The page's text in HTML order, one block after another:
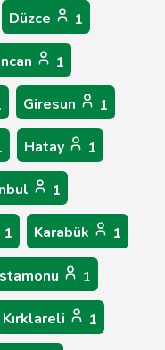
Düzce 1
1
Giresun 1
Hatay 1
1
1 Karabük 1
1
Kırklareli 1